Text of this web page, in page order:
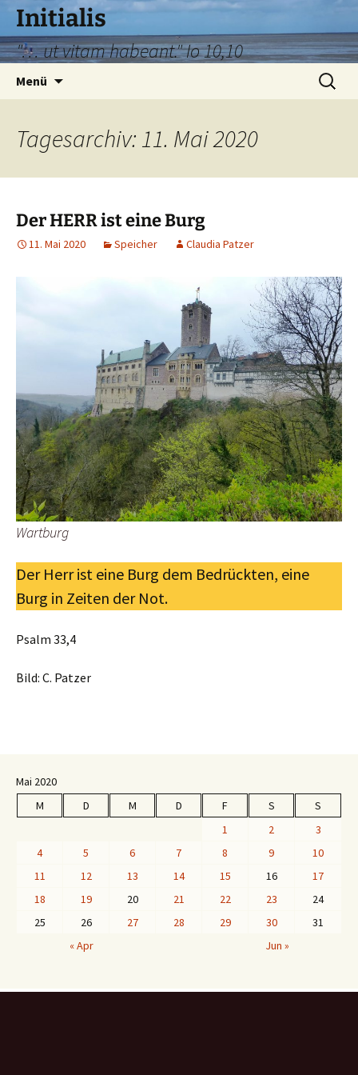
Zum
Inhalt
springen
Initialis
"… ut vitam habeant." Io 10,10
Menü
Suche
nach:
Tagesarchiv: 11. Mai 2020
Der HERR ist eine Burg
11. Mai 2020 Speicher Claudia Patzer
Wartburg
Der Herr ist eine Burg dem Bedrückten, eine
Burg in Zeiten der Not.
Psalm 33,4
Bild: C. Patzer
Mai 2020
M
D M D F S
S
1
2
3
4
5 6 7 8 9
10
11
12 13 14 15 16
17
18
19 20 21 22 23
24
25
26 27 28 29 30
31
« Apr
Jun »